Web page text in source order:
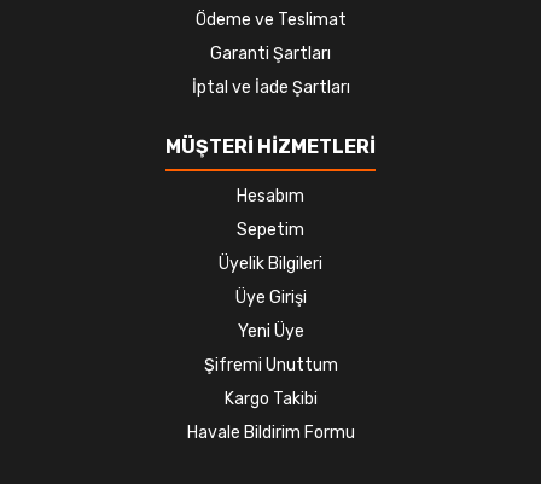
Ödeme ve Teslimat
Garanti Şartları
İptal ve İade Şartları
MÜŞTERİ HİZMETLERİ
Hesabım
Sepetim
Üyelik Bilgileri
Üye Girişi
Yeni Üye
Şifremi Unuttum
Kargo Takibi
Havale Bildirim Formu